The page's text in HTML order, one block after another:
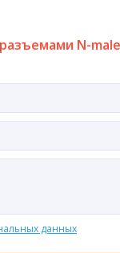
N-
данных